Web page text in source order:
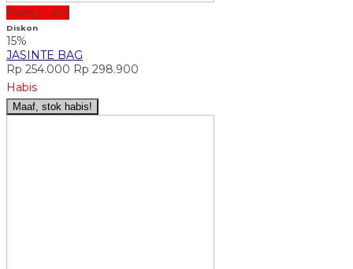
Paling Laris
Diskon
15%
JASINTE BAG
Rp 254.000 Rp 298.900
Habis
Maaf, stok habis!